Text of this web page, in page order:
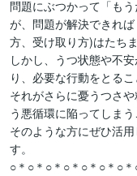
問題にぶつかって「も
が、問題が解決できれ
方、受け取り方)はたち
しかし、うつ状態や不
り、必要な行動をとる
それがさらに憂うつさ
う悪循環に陥ってしまう
そのような方にぜひ活
す。
○＊○＊○＊○＊○＊○＊○